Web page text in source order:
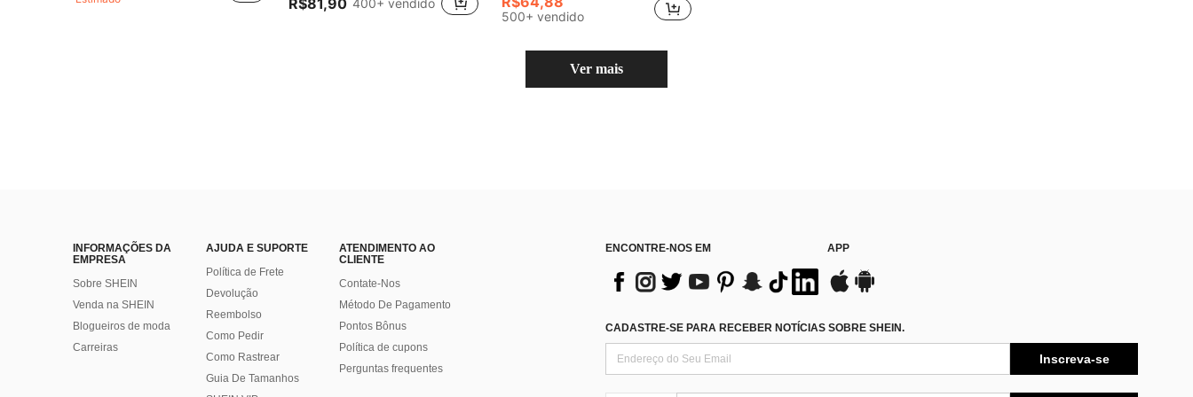
#4 Mais Vendido
em Sem encosto Vestidos Tamanhos Grandes
500+ vendido
Ver mais
INFORMAÇÕES DA
EMPRESA
Sobre SHEIN
Venda na SHEIN
Blogueiros de moda
Carreiras
AJUDA E SUPORTE
Política de Frete
Devolução
Reembolso
Como Pedir
Como Rastrear
Guia De Tamanhos
ATENDIMENTO AO
CLIENTE
Contate-Nos
Método De Pagamento
Pontos Bônus
Política de cupons
Perguntas frequentes
ENCONTRE-NOS EM APP
CADASTRE-SE PARA RECEBER NOTÍCIAS SOBRE SHEIN.
Inscreva-se